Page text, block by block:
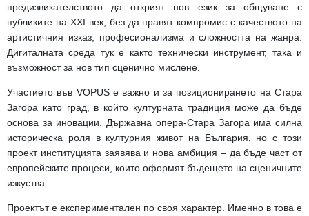
предизвикателството да открият нов език за общуване с
публиките на XXI век, без да правят компромис с качеството на
артистичния изказ, професионализма и сложността на жанра.
Дигиталната среда тук е както технически инструмент, така и
възможност за нов тип сценично мислене.
Участието във VOPUS е важно и за позиционирането на Стара
Загора като град, в който културната традиция може да бъде
основа за иновации. Държавна опера-Стара Загора има силна
историческа роля в културния живот на България, но с този
проект институцията заявява и нова амбиция – да бъде част от
европейските процеси, които оформят бъдещето на сценичните
изкуства.
Проектът е експериментален по своя характер. Именно в това е